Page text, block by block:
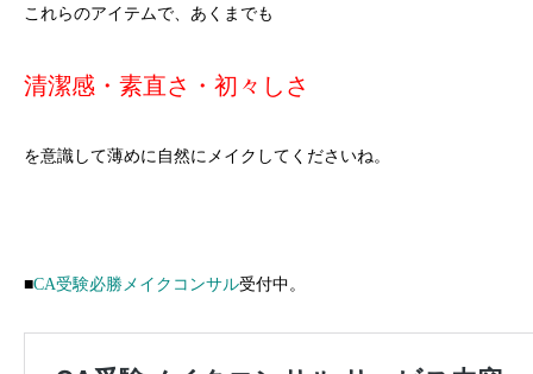
これらのアイテムで、あくまでも
清潔感・素直さ・初々しさ
を意識して薄めに自然にメイクしてくださいね。
■CA受験必勝メイクコンサル受付中。